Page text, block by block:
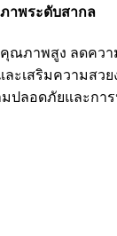
าพระดับสากล
ณภาพสูง ลดควา
ะเสริมความสว
ปลอดภัยและกา